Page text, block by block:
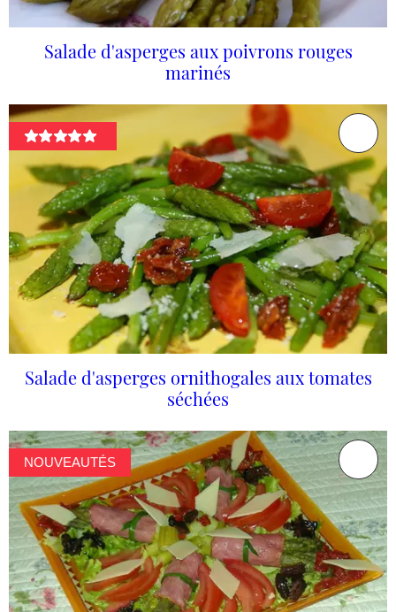
Salade d'asperges aux poivrons rouges
marinés
Salade d'asperges ornithogales aux tomates
séchées
NOUVEAUTÉS